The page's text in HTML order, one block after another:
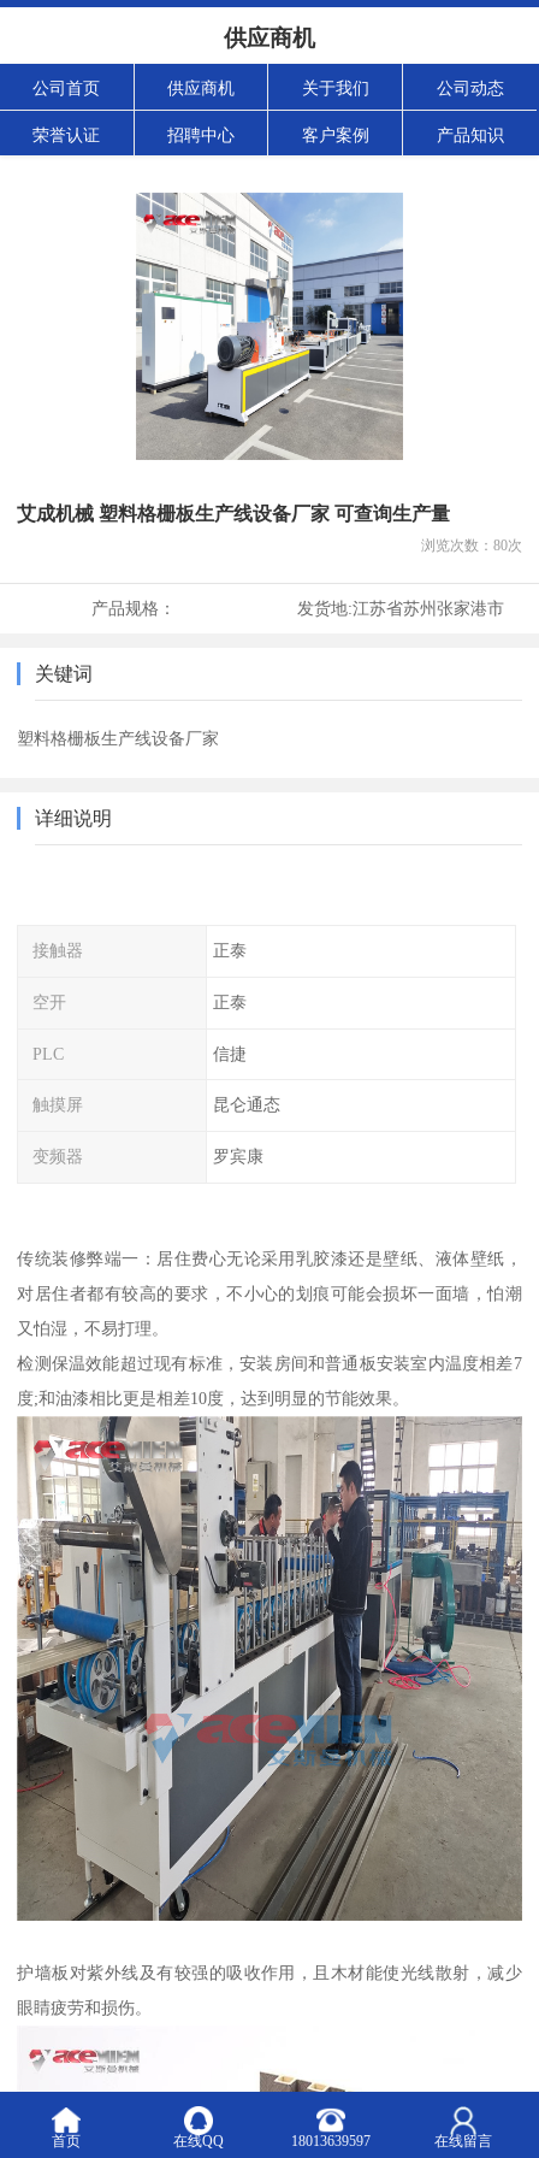
供应商机
公司首页 供应商机 关于我们 公司动态
荣誉认证 招聘中心 客户案例 产品知识
艾成机械 塑料格栅板生产线设备厂家 可查询生产量
浏览次数： 80次
产品规格： 发货地:江苏省苏州张家港市
关键词
塑料格栅板生产线设备厂家
详细说明
接触器 正泰
空开 正泰
PLC 信捷
触摸屏 昆仑通态
变频器 罗宾康
传统装修弊端一：居住费心无论采用乳胶漆还是壁纸、液体壁纸，
对居住者都有较高的要求，不小心的划痕可能会损坏一面墙，怕潮
又怕湿，不易打理。
检测保温效能超过现有标准，安装房间和普通板安装室内温度相差7
度;和油漆相比更是相差10度，达到明显的节能效果。
护墙板对紫外线及有较强的吸收作用，且木材能使光线散射，减少
眼睛疲劳和损伤。
首页 在线QQ 18013639597 在线留言